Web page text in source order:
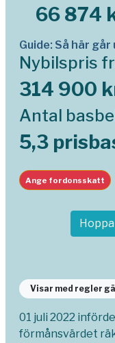
66 874
Guide: Så här
Nybilspris
314 900
Antal
5,3
Ange fordonsskatt
Visar med regler
01 juli 2022
förmånsvärdet